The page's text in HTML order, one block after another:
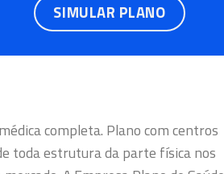
SIMULAR PLANO
completa. Plano com centros
toda estrutura da parte física nos